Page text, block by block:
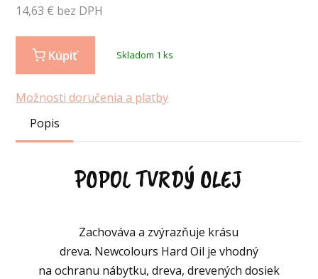
14,63 € bez DPH
Kúpiť Skladom 1 ks
Možnosti doručenia a platby
Popis
POPOL TVRDÝ OLEJ
Zachováva a zvýrazňuje krásu
dreva. Newcolours Hard Oil je vhodný
na ochranu nábytku, dreva, drevených dosiek